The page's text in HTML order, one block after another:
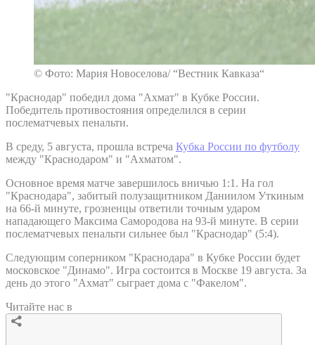
© Фото: Мария Новоселова/ “Вестник Кавказа“
"Краснодар" победил дома "Ахмат" в Кубке России.
Победитель противостояния определился в серии
послематчевых пенальти.
В среду, 5 августа, прошла встреча Кубка России по футболу
между "Краснодаром" и "Ахматом".
Основное время матче завершилось вничью 1:1. На гол
"Краснодара", забитый полузащитником Даниилом Уткиным
на 66-й минуте, грозненцы ответили точным ударом
нападающего Максима Самородова на 93-й минуте. В серии
послематчевых пенальти сильнее был "Краснодар" (5:4).
Следующим соперником "Краснодара" в Кубке России будет
московское "Динамо". Игра состоится в Москве 19 августа. За
день до этого "Ахмат" сыграет дома с "Факелом".
Читайте нас в